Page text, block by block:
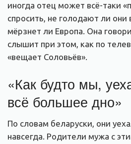
иногда отец может всё-таки
спросить, не голодают ли они
мёрзнет ли Европа. Она
слышит при этом, как по
«вещает Соловьёв».
«Как будто мы,
всё большее дно»
По словам беларуски, они
навсегда. Родители мужа с